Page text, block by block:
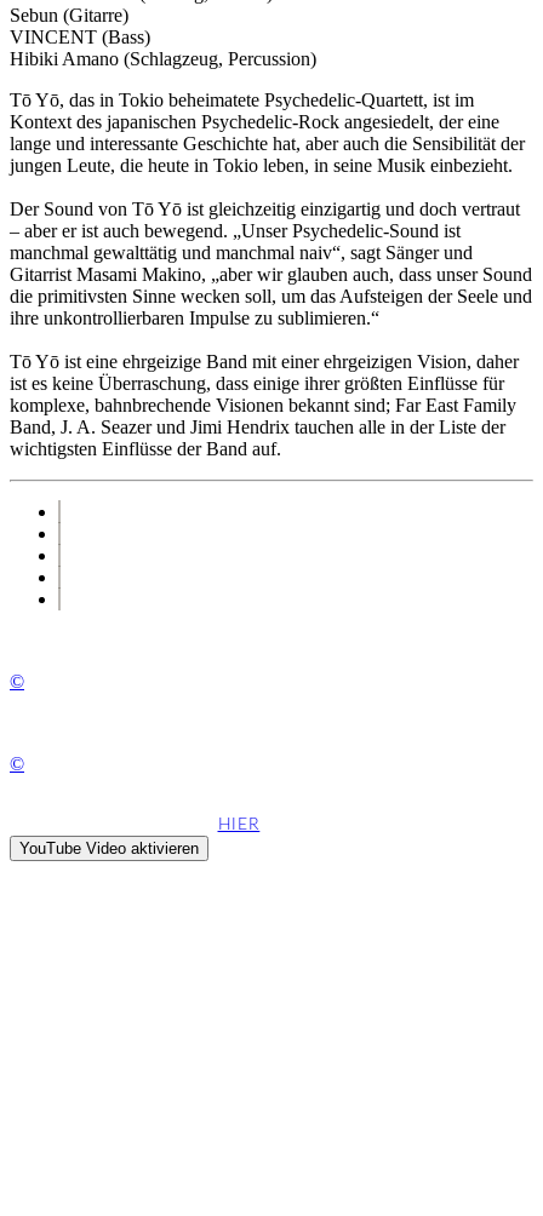
Sebun (Gitarre)
VINCENT (Bass)
Hibiki Amano (Schlagzeug, Percussion)
Tō Yō, das in Tokio beheimatete Psychedelic-Quartett, ist im
Kontext des japanischen Psychedelic-Rock angesiedelt, der eine
lange und interessante Geschichte hat, aber auch die Sensibilität der
jungen Leute, die heute in Tokio leben, in seine Musik einbezieht.
Der Sound von Tō Yō ist gleichzeitig einzigartig und doch vertraut
– aber er ist auch bewegend. „Unser Psychedelic-Sound ist
manchmal gewalttätig und manchmal naiv“, sagt Sänger und
Gitarrist Masami Makino, „aber wir glauben auch, dass unser Sound
die primitivsten Sinne wecken soll, um das Aufsteigen der Seele und
ihre unkontrollierbaren Impulse zu sublimieren.“
Tō Yō ist eine ehrgeizige Band mit einer ehrgeizigen Vision, daher
ist es keine Überraschung, dass einige ihrer größten Einflüsse für
komplexe, bahnbrechende Visionen bekannt sind; Far East Family
Band, J. A. Seazer und Jimi Hendrix tauchen alle in der Liste der
wichtigsten Einflüsse der Band auf.
©
©
HIER